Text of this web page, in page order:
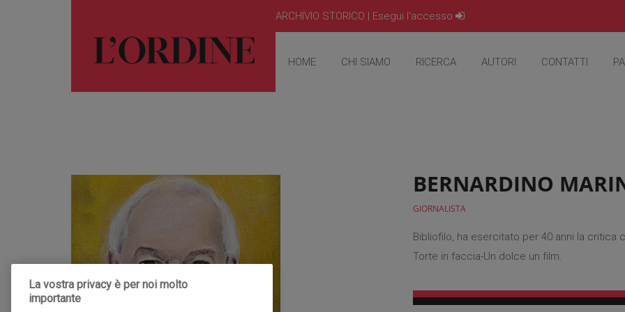
ARCHIVIO STORICO | Esegui l'accesso
HOME CHI SIAMO RICERCA AUTORI CONTATTI
BERNARDINO
GIORNALISTA
Bibliofilo, ha esercitato per 40 anni la critica
Torte in faccia-Un dolce un film.
La vostra privacy è per noi molto
importante